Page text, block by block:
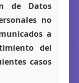
de Datos
no
a
del
casos